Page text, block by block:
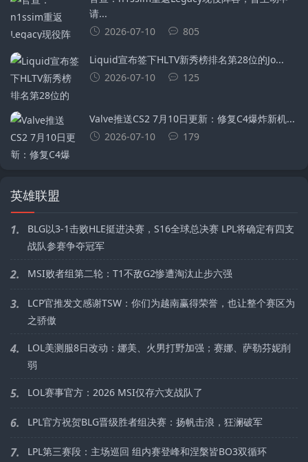
请...
2026-07-10
805
Liquid宣布签下HLTV新秀榜排名第28位的Jo...
2026-07-10
125
Valve推送CS2 7月10日更新：修复C4爆炸新机...
2026-07-10
179
英雄联盟
1.
BLG以3-1击败HLE挺进决赛，S16全球总决赛 LPL将确定有四支
战队参赛争夺冠军
2. MSI败者组第二轮：T1不敌G2惨遭淘汰止步六强
3.
LCP官推发文感谢TSW：你们为越南赢得荣誉，也让整个赛区为
之骄傲
4.
LOL美测服8日改动：娜美、火男打野加强；赛娜、萨勒芬妮削
弱
5. LOL赛事官方：2026 MSI仅存六支战队了
6. LPL官方祝贺BLG晋级胜者组决赛：扬帆击浪，狂澜破军
7. LPL第三赛段：主场巡回 组内赛登峰和涅槃皆BO3双循环